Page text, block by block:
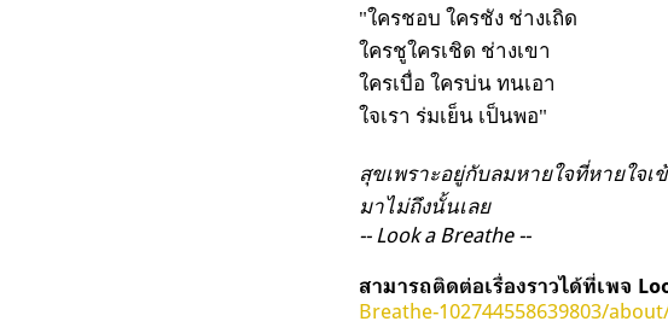
"ใครชอบ ใครชัง ช่างเถิด
ใครชูใครเชิด ช่างเขา
ใครเบื่อ ใครบ่น ทนเอา
ใจเรา ร่มเย็น เป็นพอ"
สุขเพราะอยู่กับลมหายใจที่หายใจ
มาไม่ถึงนั้นเลย
-- Look a Breathe --
สามารถติดต่อเรื่องราวได้ที่เพจ
Breathe-102744558639803/